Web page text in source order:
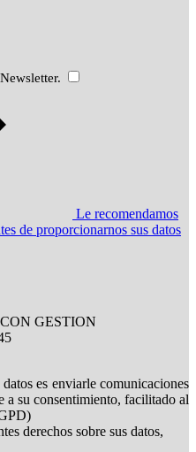
Le recomendamos
de proporcionarnos sus datos
GESTION
es enviarle comunicaciones
a su consentimiento, facilitado al
derechos sobre sus datos,